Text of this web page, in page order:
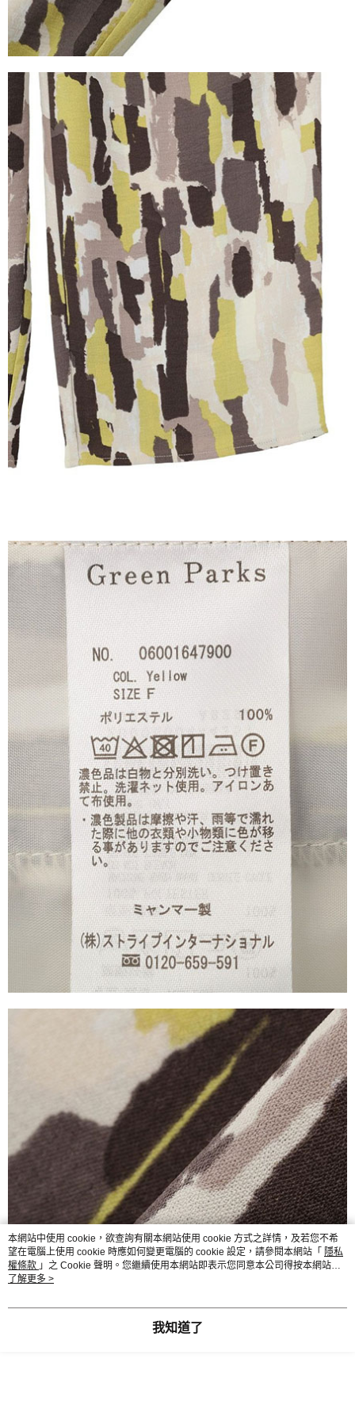
本網站中使用 cookie，欲查詢有關本網站使用 cookie 方式之詳情，及若您不希
望在電腦上使用 cookie 時應如何變更電腦的 cookie 設定，請參閱本網站「 隱私
權條款 」之 Cookie 聲明。您繼續使用本網站即表示您同意本公司得按本網站使
用條款之 Cookie 聲明使用 cookie。
了解更多 >
我知道了